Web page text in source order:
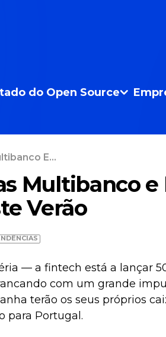
do Open Source
E...
Multibanco e
Verão
— a fintech está a lançar
com um grande
terão os seus próprios
para Portugal.